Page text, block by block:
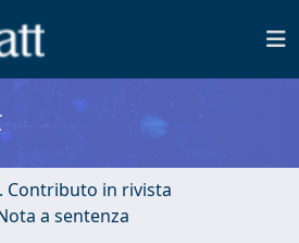
Contributo in rivista
a sentenza